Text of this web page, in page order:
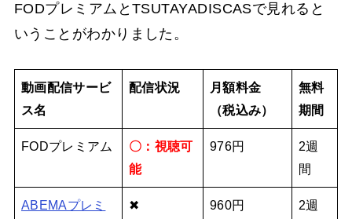
FODプレミアムとTSUTAYADISCASで見れると
いうことがわかりました。
動画配信サービ
ス名
配信状況
月額料金
（税込み）
無料
期間
FODプレミアム
〇：視聴可
能
976円
2週
間
ABEMAプレミ
✖ 960円
2週